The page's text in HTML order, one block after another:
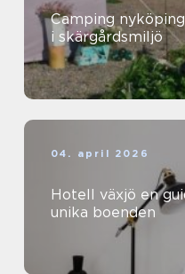
Camping nyköping havsnära upplevelser
i skärgårdsmiljö
04. april 2026
Hotell växjö en guide till stadens mest
unika boenden